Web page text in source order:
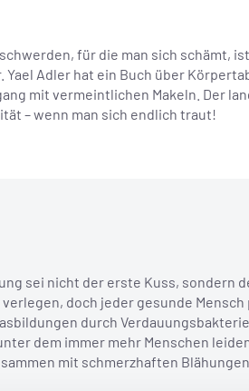
für die man sich schämt,
Adler hat ein Buch über
mit vermeintlichen Makeln. Der
– wenn man sich endlich traut!
sei nicht der erste Kuss, sondern
doch jeder gesunde
durch
dem immer mehr Menschen
mit schmerzhaften Blähungen